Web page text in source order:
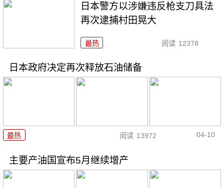
日本警方以涉嫌违反枪支刀具法
再次逮捕村田晃大
最热 阅读 12378
日本政府决定再次释放石油储备
最热 阅读 13972 04-10
主要产油国宣布5月继续增产